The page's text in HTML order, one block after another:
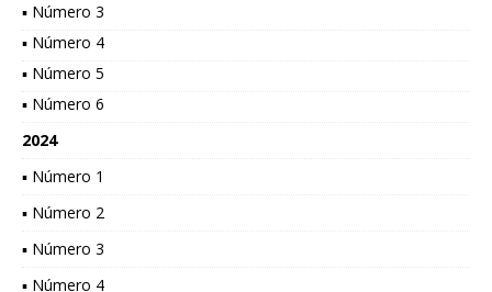
▪ Número 3
▪ Número 4
▪ Número 5
▪ Número 6
2024
▪ Número 1
▪ Número 2
▪ Número 3
▪ Número 4